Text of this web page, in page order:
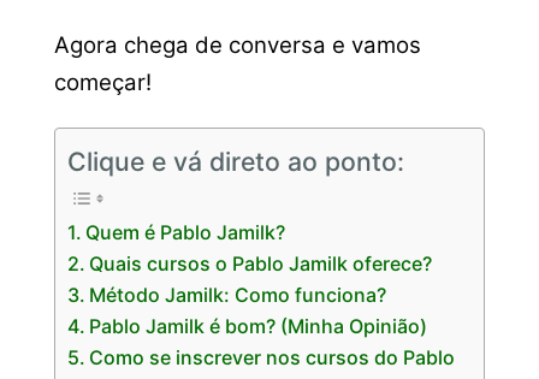
Agora chega de conversa e vamos
começar!
Clique e vá direto ao ponto:
Quem é Pablo Jamilk?
Quais cursos o Pablo Jamilk oferece?
Método Jamilk: Como funciona?
Pablo Jamilk é bom? (Minha Opinião)
Como se inscrever nos cursos do Pablo